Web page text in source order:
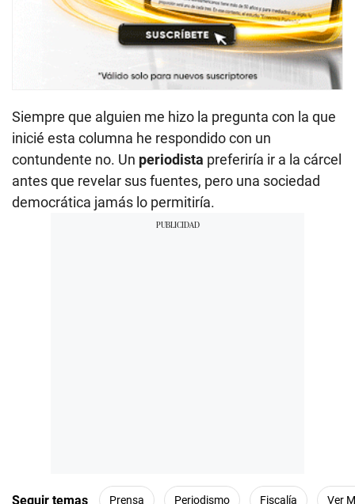
Siempre que alguien me hizo la pregunta con la que
inicié esta columna he respondido con un
contundente no. Un periodista preferiría ir a la cárcel
antes que revelar sus fuentes, pero una sociedad
democrática jamás lo permitiría.
Seguir temas Prensa Periodismo Fiscalía Ver